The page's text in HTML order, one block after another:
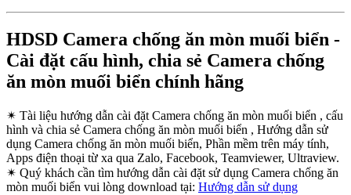
HDSD Camera chống ăn mòn muối biển -
Cài đặt cấu hình, chia sẻ Camera chống
ăn mòn muối biển chính hãng
✴ Tài liệu hướng dẫn cài đặt Camera chống ăn mòn muối biển , cấu
hình và chia sẻ Camera chống ăn mòn muối biển , Hướng dẫn sử
dụng Camera chống ăn mòn muối biển, Phần mềm trên máy tính,
Apps điện thoại từ xa qua Zalo, Facebook, Teamviewer, Ultraview.
✴ Quý khách cần tìm hướng dẫn cài đặt sử dụng Camera chống ăn
mòn muối biển vui lòng download tại: Hướng dẫn sử dụng